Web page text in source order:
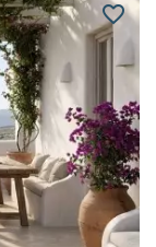
favorite_border